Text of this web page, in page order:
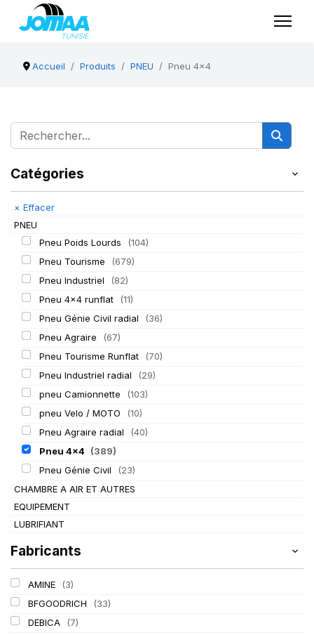
Accueil Produits PNEU Pneu 4x4
Catégories
× Effacer
PNEU
Pneu Poids Lourds
(104)
Pneu Tourisme
(679)
Pneu Industriel
(82)
Pneu 4x4 runflat
(11)
Pneu Génie Civil radial
(36)
Pneu Agraire
(67)
Pneu Tourisme Runflat
(70)
Pneu Industriel radial
(29)
pneu Camionnette
(103)
pneu Velo / MOTO
(10)
Pneu Agraire radial
(40)
Pneu 4x4 (389)
Pneu Génie Civil
(23)
CHAMBRE A AIR ET AUTRES
EQUIPEMENT
LUBRIFIANT
Fabricants
AMINE
(3)
BFGOODRICH
(33)
DEBICA
(7)